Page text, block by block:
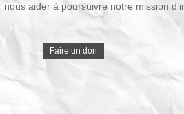
Souscrire à la
été secouée par un projet de loi qui,
marquerait un véritable
: les parents qui refuseraient
génitale (communément appelées
aider à poursuivre notre mission
Faire un don